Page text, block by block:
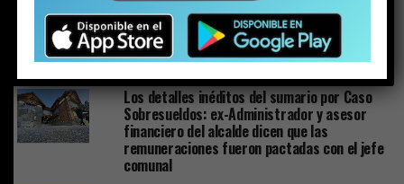
Plan de Descontaminación del Lago Villarrica
sería publicado la próxima semana o en los
próximos diez días
Los detalles inéditos del sumario por Caso
Sobresueldos: ex-Administrador y asesor
financiero del alcalde dicen que las
remuneraciones fueron pactadas con el jefe
comunal